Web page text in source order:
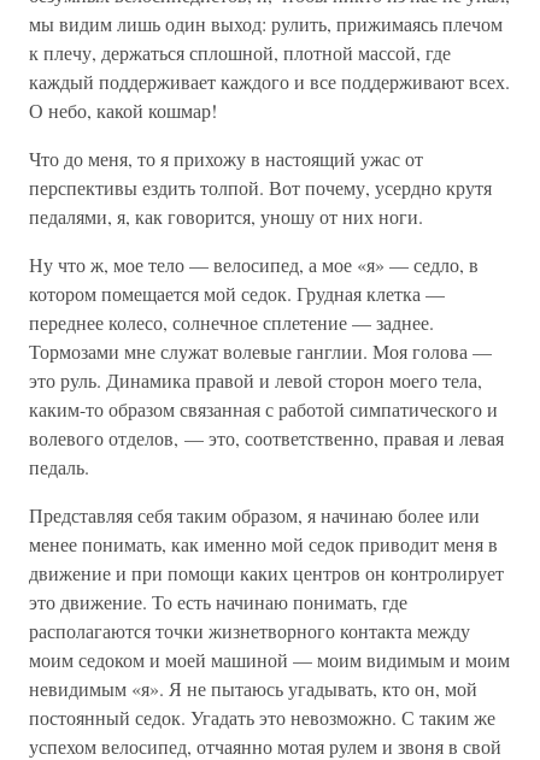
мы видим лишь один выход: рулить, прижимаясь плечом
к плечу, держаться сплошной, плотной массой, где
каждый поддерживает каждого и все поддерживают всех.
О небо, какой кошмар!
Что до меня, то я прихожу в настоящий ужас от
перспективы ездить толпой. Вот почему, усердно крутя
педалями, я, как говорится, уношу от них ноги.
Ну что ж, мое тело — велосипед, а мое «я» — седло, в
котором помещается мой седок. Грудная клетка —
переднее колесо, солнечное сплетение — заднее.
Тормозами мне служат волевые ганглии. Моя голова —
это руль. Динамика правой и левой сторон моего тела,
каким-то образом связанная с работой симпатического и
волевого отделов, — это, соответственно, правая и левая
педаль.
Представляя себя таким образом, я начинаю более или
менее понимать, как именно мой седок приводит меня в
движение и при помощи каких центров он контролирует
это движение. То есть начинаю понимать, где
располагаются точки жизнетворного контакта между
моим седоком и моей машиной — моим видимым и моим
невидимым «я». Я не пытаюсь угадывать, кто он, мой
постоянный седок. Угадать это невозможно. С таким же
успехом велосипед, отчаянно мотая рулем и звоня в свой